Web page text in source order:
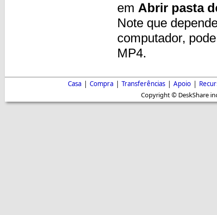
em Abrir pasta
Note que
computador,
MP4.
Casa | Compra | Transferências | Apoio |
Copyright © DeskShare